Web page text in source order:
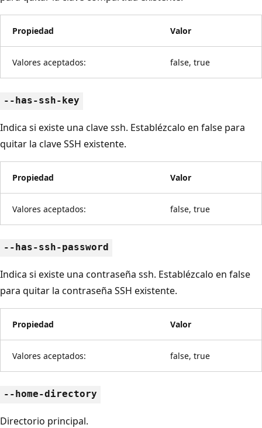
Propiedad Valor
Valores aceptados: false, true
--has-ssh-key
Indica si existe una clave ssh. Establézcalo en false para
quitar la clave SSH existente.
Propiedad Valor
Valores aceptados: false, true
--has-ssh-password
Indica si existe una contraseña ssh. Establézcalo en false
para quitar la contraseña SSH existente.
Propiedad Valor
Valores aceptados: false, true
--home-directory
Directorio principal.